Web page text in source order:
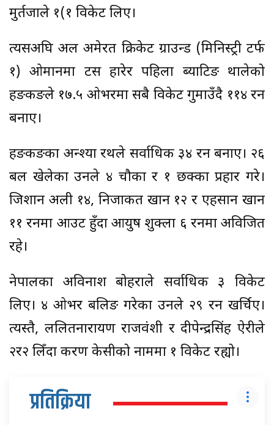
मुर्तजाले १(१ विकेट लिए।
त्यसअघि अल अमेरत क्रिकेट ग्राउन्ड (मिनिस्ट्री टर्फ
१) ओमानमा टस हारेर पहिला ब्याटिङ थालेको
हङकङले १७.५ ओभरमा सबै विकेट गुमाउँदै ११४ रन
बनाए।
हङकङका अन्श्या रथले सर्वाधिक ३४ रन बनाए। २६
बल खेलेका उनले ४ चौका र १ छक्का प्रहार गरे।
जिशान अली १४, निजाकत खान १२ र एहसान खान
११ रनमा आउट हुँदा आयुष शुक्ला ६ रनमा अविजित
रहे।
नेपालका अविनाश बोहराले सर्वाधिक ३ विकेट
लिए। ४ ओभर बलिङ गरेका उनले २९ रन खर्चिए।
त्यस्तै, ललितनारायण राजवंशी र दीपेन्द्रसिंह ऐरीले
२र२ लिँदा करण केसीको नाममा १ विकेट रह्यो।
प्रतिक्रिया